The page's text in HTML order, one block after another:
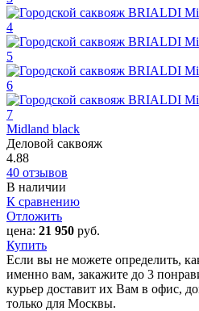
Midland black
Деловой саквояж
4.88
40 отзывов
В наличии
К сравнению
Отложить
цена: 21 950 руб.
Купить
Если вы не можете определить,
именно вам, закажите до 3
курьер доставит их Вам в офис,
только для Москвы.